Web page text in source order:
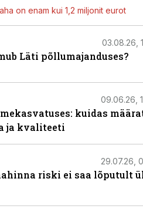
on enam kui 1,2 miljonit eurot
03.08.26,
Läti põllumajanduses?
09.06.26,
kuidas
ja kvaliteeti
29.07.26,
riski ei saa lõputult